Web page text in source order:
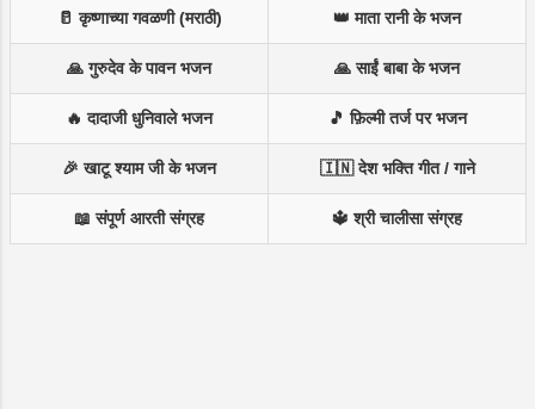
🥛 कृष्णाच्या गवळणी (मराठी) 👑 माता रानी के भजन
🙏 गुरुदेव के पावन भजन 🙏 साईं बाबा के भजन
🔥 दादाजी धुनिवाले भजन 🎵 फ़िल्मी तर्ज पर भजन
🎉 खाटू श्याम जी के भजन 🇮🇳 देश भक्ति गीत / गाने
📖 संपूर्ण आरती संग्रह 🔱 श्री चालीसा संग्रह